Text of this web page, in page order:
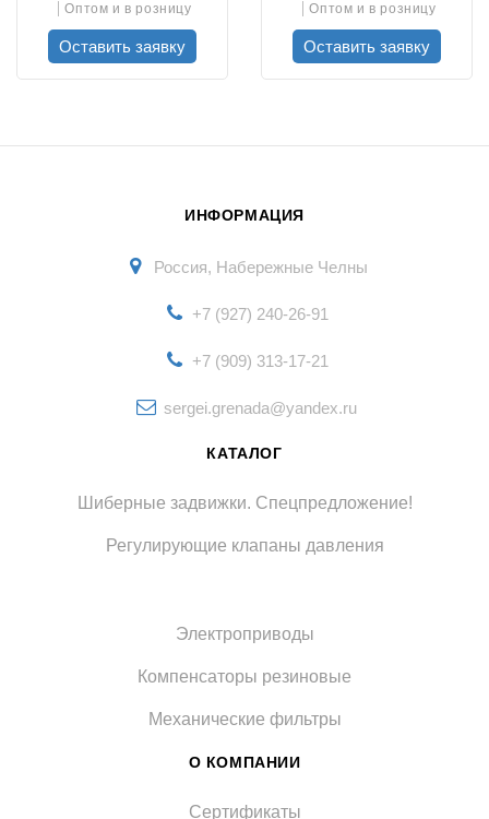
Оптом и в розницу
Оставить заявку
Оптом и в розницу
Оставить заявку
ИНФОРМАЦИЯ
Россия, Набережные Челны
+7 (927) 240-26-91
+7 (909) 313-17-21
sergei.grenada@yandex.ru
КАТАЛОГ
Шиберные задвижки. Спецпредложение!
Регулирующие клапаны давления
Электроприводы
Компенсаторы резиновые
Механические фильтры
О КОМПАНИИ
Сертификаты